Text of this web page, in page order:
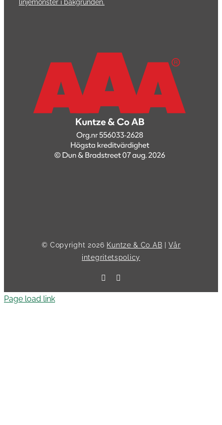
© Copyright 2026 Kuntze & Co AB |Vår
integritetspolicy
Facebook
Page load link